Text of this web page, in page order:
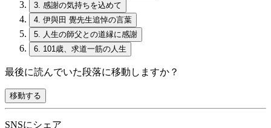
3. 感謝の気持ちを込めて
4. 伊與田 覺先生追悼の言葉
5. 人生の師父との道縁に感謝
6. 101歳、求道一筋の人生
最後に読んでいた段落に移動しますか？
移動する
SNSにシェア